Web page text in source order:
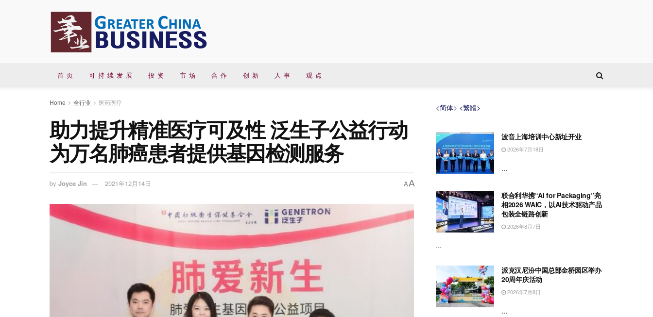
首 页 可 持 续 发 展 投 资 市 场 合 作 创 新 人 事 观 点
Home 全行业 医药医疗
助力提升精准医疗可及性 泛生子公益行动
为万名肺癌患者提供基因检测服务
by Joyce Jin 2021年12月14日 AA
<简体> <繁體>
波音上海培训中心新址开业
2026年7月18日
...
联合利华携“AI for Packaging”亮
相2026 WAIC，以AI技术驱动产品
包装全链路创新
2026年8月7日
...
派克汉尼汾中国总部金桥园区举办
20周年庆活动
2026年7月8日
...